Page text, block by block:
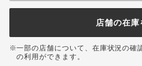
店舗の在庫
一部の店舗について、在庫状況の確
の利用ができます。